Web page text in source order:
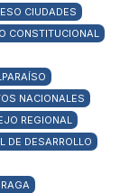
CIUDADES
CONSTITUCIONAL
NACIONALES
REGIONAL
DE DESARROLLO